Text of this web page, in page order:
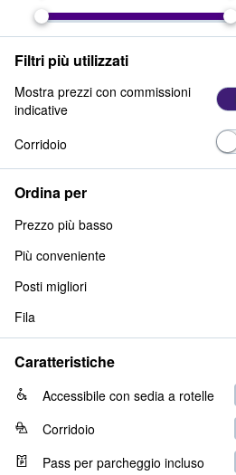
Filtri più utilizzati
Mostra prezzi con commissioni
indicative
Corridoio
Ordina per
Prezzo più basso
Più conveniente
Posti migliori
Fila
Caratteristiche
Accessibile con sedia a rotelle
Corridoio
Pass per parcheggio incluso